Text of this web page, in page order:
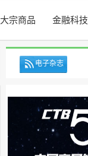
大宗商品 金融科技
电子杂志